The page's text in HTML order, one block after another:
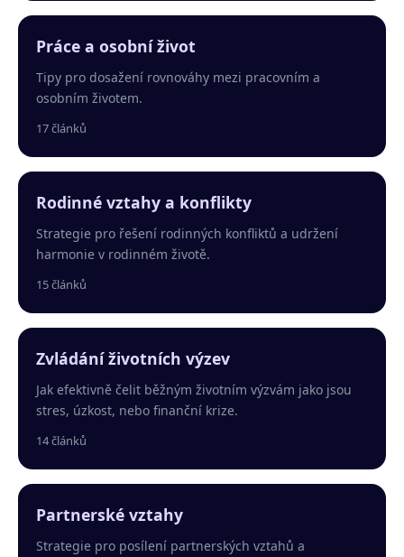
Práce a osobní život
Tipy pro dosažení rovnováhy mezi pracovním a
osobním životem.
17 článků
Rodinné vztahy a konflikty
Strategie pro řešení rodinných konfliktů a udržení
harmonie v rodinném životě.
15 článků
Zvládání životních výzev
Jak efektivně čelit běžným životním výzvám jako jsou
stres, úzkost, nebo finanční krize.
14 článků
Partnerské vztahy
Strategie pro posílení partnerských vztahů a